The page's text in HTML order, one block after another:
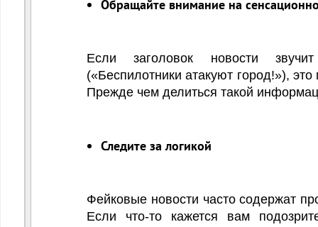
Обращайте внимание на
Если заголовок новости
(«Беспилотники атакуют город!»),
Прежде чем делиться такой
Следите за логикой
Фейковые новости часто содержат
Если что-то кажется вам